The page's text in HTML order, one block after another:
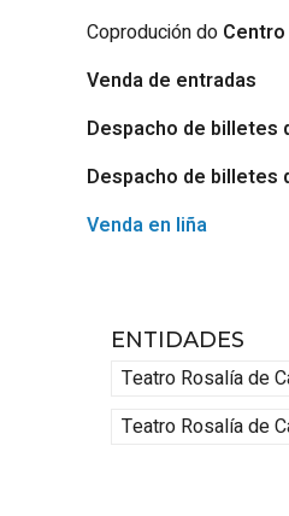
Coprodución do
Venda de entradas
Despacho de billetes
Despacho de billetes
Venda en liña
ENTIDADES
Teatro Rosalía de
Teatro Rosalía de